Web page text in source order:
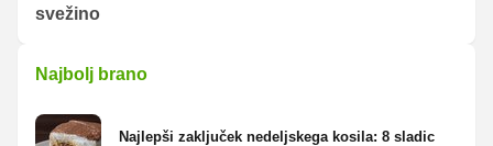
svežino
Najbolj brano
Najlepši zaključek nedeljskega kosila: 8 sladic